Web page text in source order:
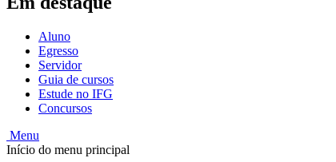
Aluno
Egresso
Servidor
Guia de cursos
Estude no IFG
Concursos
Menu
Início do menu principal